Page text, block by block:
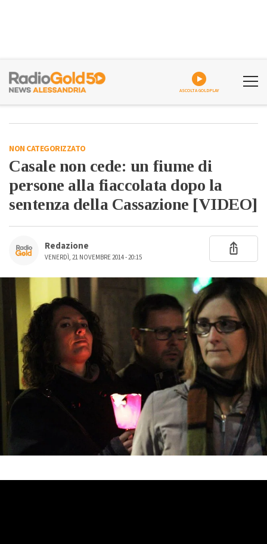
ASCOLTA GOLDPLAY
NON CATEGORIZZATO
Casale non cede: un fiume di
persone alla fiaccolata dopo la
sentenza della Cassazione [VIDEO]
Redazione
VENERDÌ, 21 NOVEMBRE 2014 - 20:15